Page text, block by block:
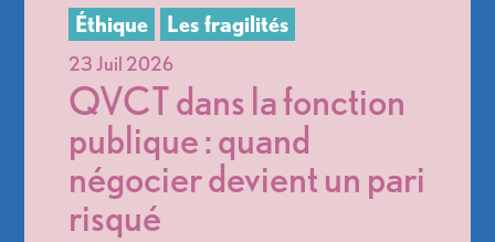
QVCT dans la fonction
publique : quand
négocier devient un pari
risqué